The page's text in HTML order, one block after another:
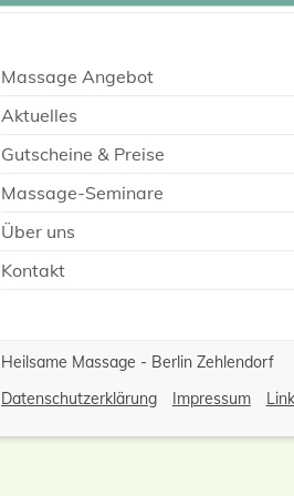
Massage Angebot
Aktuelles
Gutscheine & Preise
Massage-Seminare
Über uns
Kontakt
Heilsame Massage - Berlin Zehlendorf
Datenschutzerklärung
Impressum